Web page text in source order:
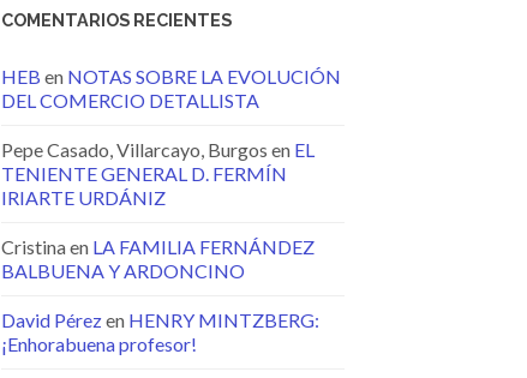
COMENTARIOS RECIENTES
HEB en NOTAS SOBRE LA EVOLUCIÓN
DEL COMERCIO DETALLISTA
Pepe Casado, Villarcayo, Burgos en EL
TENIENTE GENERAL D. FERMÍN
IRIARTE URDÁNIZ
Cristinaen LA FAMILIA FERNÁNDEZ
BALBUENA Y ARDONCINO
David Pérezen HENRY MINTZBERG:
¡Enhorabuena profesor!